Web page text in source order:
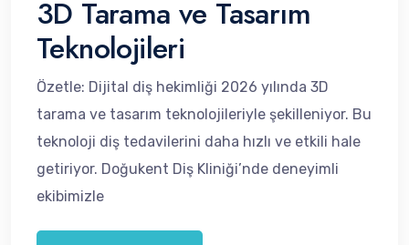
3D Tarama ve Tasarım
Teknolojileri
Özetle: Dijital diş hekimliği 2026 yılında 3D
tarama ve tasarım teknolojileriyle şekilleniyor. Bu
teknoloji diş tedavilerini daha hızlı ve etkili hale
getiriyor. Doğukent Diş Kliniği’nde deneyimli
ekibimizle